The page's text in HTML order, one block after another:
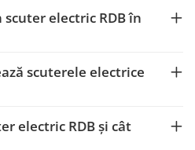
electric RDB în
scuterele electrice
electric RDB și cât